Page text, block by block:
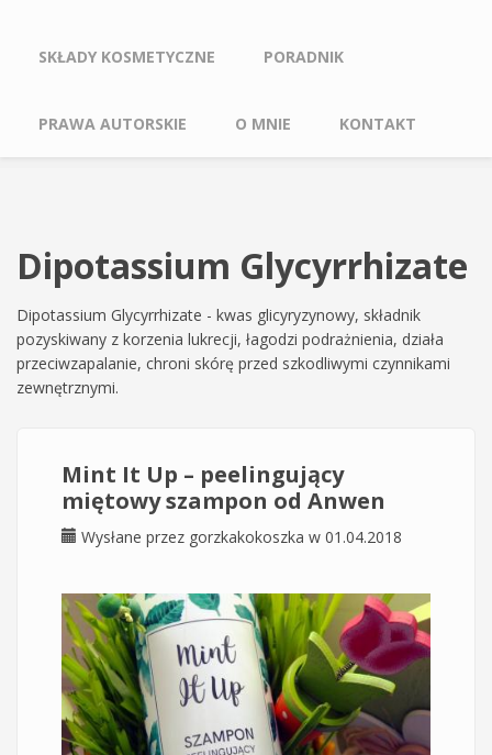
SKŁADY KOSMETYCZNE PORADNIK
PRAWA AUTORSKIE O MNIE KONTAKT
Dipotassium Glycyrrhizate
Dipotassium Glycyrrhizate - kwas glicyryzynowy, składnik
pozyskiwany z korzenia lukrecji, łagodzi podrażnienia, działa
przeciwzapalanie, chroni skórę przed szkodliwymi czynnikami
zewnętrznymi.
Mint It Up – peelingujący
miętowy szampon od Anwen
Wysłane przez gorzkakokoszka w 01.04.2018